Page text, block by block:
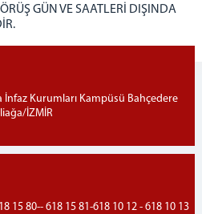
GÜN VE SAATLERİ DIŞINDA
İnfaz Kurumları Kampüsü Bahçedere
İZMİR
15 80-- 618 15 81-618 10 12 - 618 10 13